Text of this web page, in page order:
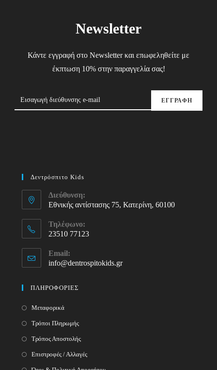
Newsletter
Κάντε εγγραφή στο Newsletter και επωφεληθείτε με
έκπτωση 10% στην παραγγελία σας!
ΕΓΓΡΑΦΗ
Δεντρόσπιτο Kids
Διεύθυνση:
Εθνικής αντίστασης 75, Κατερίνη, 60100
Τηλέφωνο:
23510 77123
in
your
Email:
info@dentrospitokids.grOpens
ΠΛΗΡΟΦΟΡΙΕΣ
Μεταφορικά
Τρόποι Πληρωμής
Τρόπος Αποστολής
Επιστροφές / Αλλαγές